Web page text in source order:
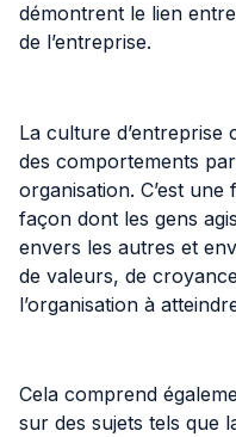
démontrent le lien
de l’entreprise.
La culture d’entreprise
des comportements
organisation. C’est
façon dont les gens
envers les autres et
de valeurs, de
l’organisation à
Cela comprend
sur des sujets tels que